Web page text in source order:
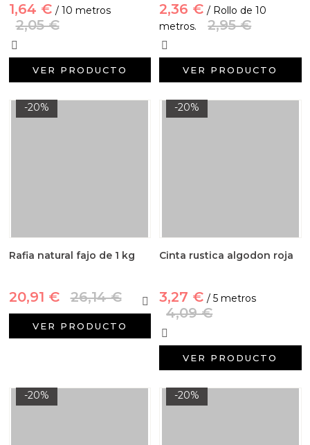
1,64 € / 10 metros
2,05 €
VER PRODUCTO
2,36 € / Rollo de 10
metros.
2,95 €
VER PRODUCTO
-20%
Rafia natural fajo de 1 kg
20,91 € 26,14 €
VER PRODUCTO
-20%
Cinta rustica algodon roja
3,27 € / 5 metros
4,09 €
VER PRODUCTO
-20% -20%